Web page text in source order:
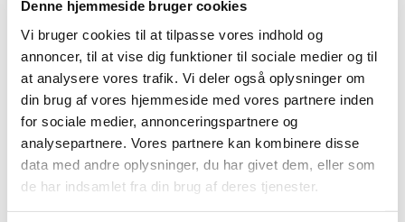
Denne hjemmeside bruger cookies
Vi bruger cookies til at tilpasse vores indhold og
annoncer, til at vise dig funktioner til sociale medier og til
at analysere vores trafik. Vi deler også oplysninger om
din brug af vores hjemmeside med vores partnere inden
for sociale medier, annonceringspartnere og
analysepartnere. Vores partnere kan kombinere disse
data med andre oplysninger, du har givet dem, eller som
de har indsamlet fra din brug af deres tjenester.
|2. juli 2020|
EU-landene og EU-kommissionen offentliggjorde i sidste
uge en fælles strategi for bl.a. at sikre borgere hurtig…
Den europæiske farmakopés (Ph.Eur.)
kvalitetsstandarder for vacciner er blevet frit
tilgængelige under COVID-19
|1. juli 2020 |
EDQM og den Europæiske Farmakopé (Ph. Eur.) har
besluttet at dele Ph. Eur. kvalitetsstandarder for vacciner.